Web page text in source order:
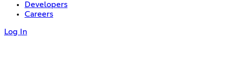
Developers
Careers
Log In